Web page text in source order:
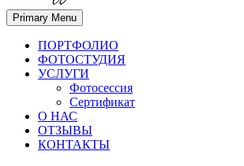
Место света. Свадебный фотограф в Орле
Свадебный фотограф в Орле
Primary Menu
ПОРТФОЛИО
ФОТОСТУДИЯ
УСЛУГИ
Фотосессия
Сертификат
О НАС
ОТЗЫВЫ
КОНТАКТЫ